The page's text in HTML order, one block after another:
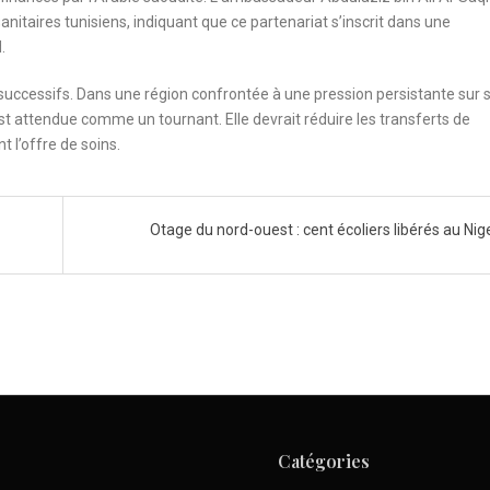
tunisiens, indiquant que ce partenariat s’inscrit dans une
Dans une région confrontée à une pression persistante sur
attendue comme un tournant. Elle devrait réduire les transferts de
l’offre de soins.
Otage du nord-ouest : cent écoliers libérés au
Catégories